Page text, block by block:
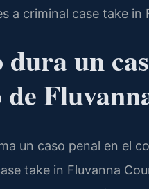
un
de
un caso penal en el
take in Fluvanna